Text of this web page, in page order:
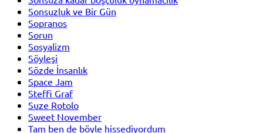
Sonsuzluk ve Bir Gün
Sopranos
Sorun
Sosyalizm
Söyleşi
Sözde İnsanlık
Space Jam
Steffi Graf
Suze Rotolo
Sweet November
Tam ben de böyle hissediyordum